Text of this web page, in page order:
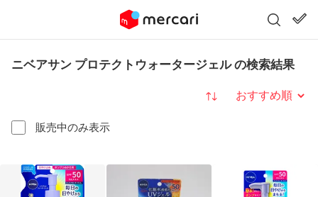
ニベアサン プロテクトウォータージェル の検索結果
販売中のみ表示
並び替え